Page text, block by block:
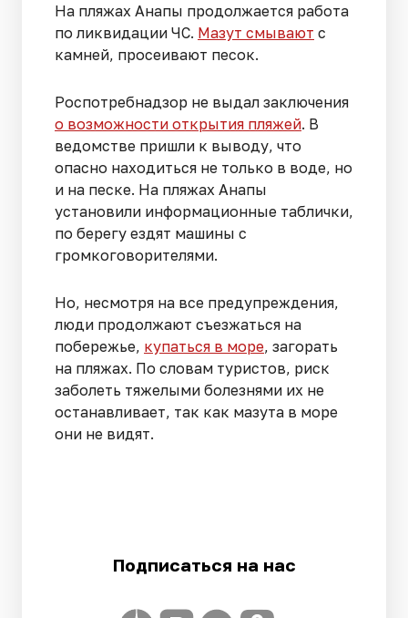
На пляжах Анапы продолжается работа
по ликвидации ЧС. Мазут смывают с
камней, просеивают песок.
Роспотребнадзор не выдал заключения
о возможности открытия пляжей. В
ведомстве пришли к выводу, что
опасно находиться не только в воде, но
и на песке. На пляжах Анапы
установили информационные таблички,
по берегу ездят машины с
громкоговорителями.
Но, несмотря на все предупреждения,
люди продолжают съезжаться на
побережье, купаться в море, загорать
на пляжах. По словам туристов, риск
заболеть тяжелыми болезнями их не
останавливает, так как мазута в море
они не видят.
Подписаться на нас